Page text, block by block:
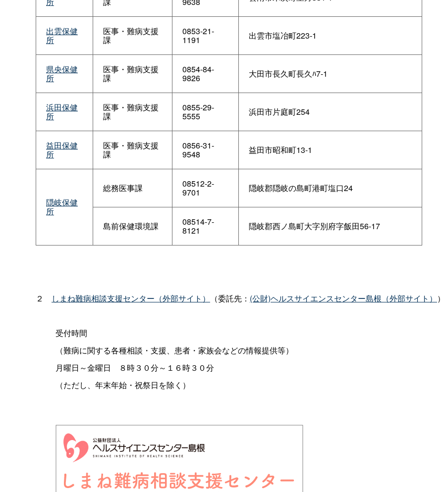
出雲保健
所
医事・難病支援
課
0853-21-
1191 出雲市塩冶町223-1
県央保健
所
医事・難病支援
課
0854-84-
9826 大田市長久町長久ﾊ7-1
浜田保健
所
医事・難病支援
課
0855-29-
5555 浜田市片庭町254
益田保健
所
医事・難病支援
課
0856-31-
9548 益田市昭和町13-1
隠岐保健
所
総務医事課 08512-2-
9701 隠岐郡隠岐の島町港町塩口24
島前保健環境課 08514-7-
8121 隠岐郡西ノ島町大字別府字飯田56-17
２ しまね難病相談支援センター（外部サイト） （委託先： (公財)ヘルスサイエンスセンター島根（外部サイト）
受付時間
（難病に関する各種相談・支援、患者・家族会などの情報提供等）
月曜日～金曜日
８時３０分～１６時３０分
（ただし、年末年始・祝祭日を除く）